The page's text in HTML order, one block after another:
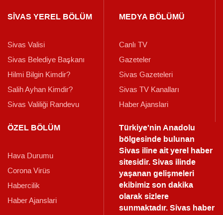
SİVAS YEREL BÖLÜM
Sivas Valisi
Sivas Belediye Başkanı
Hilmi Bilgin Kimdir?
Salih Ayhan Kimdir?
Sivas Valiliği Randevu
MEDYA BÖLÜMÜ
Canlı TV
Gazeteler
Sivas Gazeteleri
Sivas TV Kanalları
Haber Ajanslari
ÖZEL BÖLÜM
Hava Durumu
Corona Virüs
Habercilik
Haber Ajanslari
Türkiye'nin Anadolu
bölgesinde bulunan
Sivas iline ait yerel haber
sitesidir. Sivas ilinde
yaşanan gelişmeleri
ekibimiz son dakika
olarak sizlere
sunmaktadır.Sivas haber